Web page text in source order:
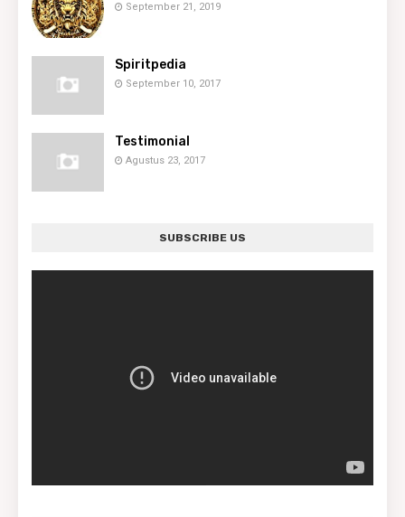
September 21, 2019
Spiritpedia
September 10, 2017
Testimonial
Agustus 23, 2017
SUBSCRIBE US